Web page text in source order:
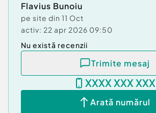
Flavius Bunoiu
pe site din 11 Oct
activ: 22 apr 2026 09:50
Nu există recenzii
Trimite mesaj
XXXX XXX XXX
Arată numărul